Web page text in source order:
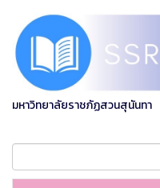
มหาวิทยาลัยราชภัฏสวนสุนันทา